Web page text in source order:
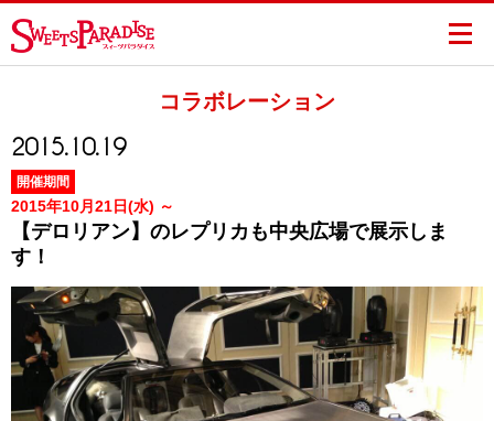
コラボレーション
2015.10.19
開催期間
2015年10月21日(水) ～
【デロリアン】のレプリカも中央広場で展示しま
す！